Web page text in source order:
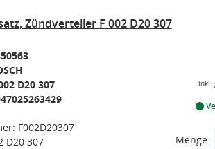
Zündverteiler F 002 D20 307
D20 307
F002D20307
D20 307
inkl.
Menge: